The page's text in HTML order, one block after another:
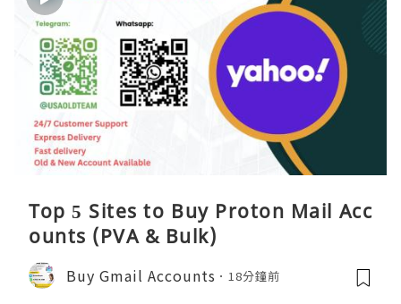
Top 5 Sites to Buy Proton Mail Acc
ounts (PVA & Bulk)
Buy Gmail Accounts 18分鐘前